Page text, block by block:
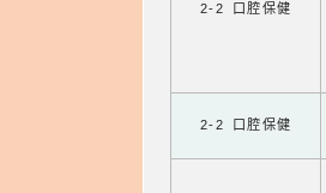
2-2 口腔保健
2-2 口腔保健